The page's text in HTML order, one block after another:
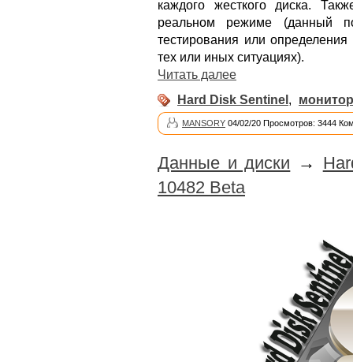
каждого жесткого диска.
реальном режиме (данный
тестирования или
тех или иных ситуациях).
Читать далее
Hard Disk Sentinel ,
MANSORY 04/02/20 Просмотров: 3444
Данные и диски →
10482 Beta